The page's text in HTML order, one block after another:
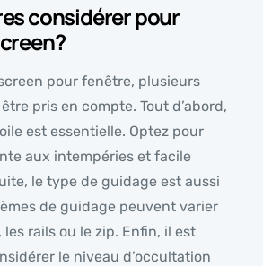
considérer pour
pour fenêtre, plusieurs
pris en compte. Tout d’abord,
est essentielle. Optez pour
aux intempéries et facile
le type de guidage est aussi
de guidage peuvent varier
rails ou le zip. Enfin, il est
le niveau d’occultation